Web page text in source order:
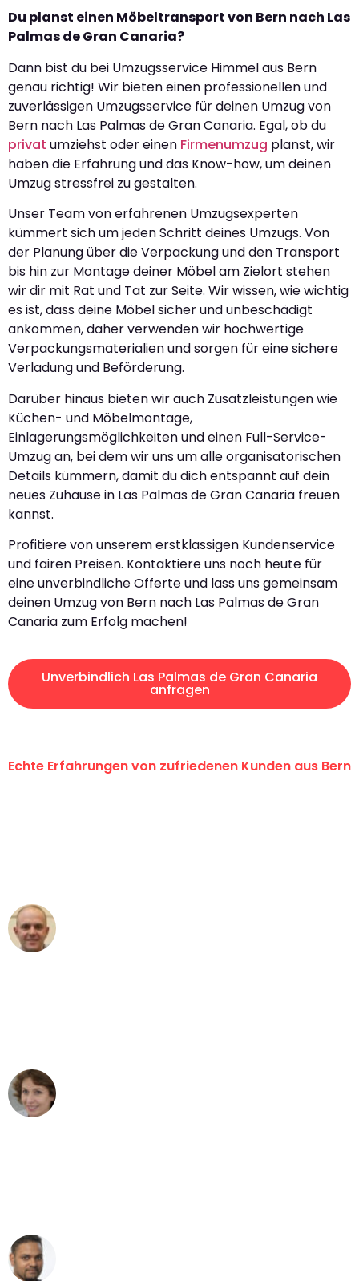
Du planst einen Möbeltransport von Bern nach Las
Palmas de Gran Canaria?
Dann bist du bei Umzugsservice Himmel aus Bern
genau richtig! Wir bieten einen professionellen und
zuverlässigen Umzugsservice für deinen Umzug von
Bern nach Las Palmas de Gran Canaria. Egal, ob du
privat umziehst oder einen Firmenumzug planst, wir
haben die Erfahrung und das Know-how, um deinen
Umzug stressfrei zu gestalten.
Unser Team von erfahrenen Umzugsexperten
kümmert sich um jeden Schritt deines Umzugs. Von
der Planung über die Verpackung und den Transport
bis hin zur Montage deiner Möbel am Zielort stehen
wir dir mit Rat und Tat zur Seite. Wir wissen, wie wichtig
es ist, dass deine Möbel sicher und unbeschädigt
ankommen, daher verwenden wir hochwertige
Verpackungsmaterialien und sorgen für eine sichere
Verladung und Beförderung.
Darüber hinaus bieten wir auch Zusatzleistungen wie
Küchen- und Möbelmontage,
Einlagerungsmöglichkeiten und einen Full-Service-
Umzug an, bei dem wir uns um alle organisatorischen
Details kümmern, damit du dich entspannt auf dein
neues Zuhause in Las Palmas de Gran Canaria freuen
kannst.
Profitiere von unserem erstklassigen Kundenservice
und fairen Preisen. Kontaktiere uns noch heute für
eine unverbindliche Offerte und lass uns gemeinsam
deinen Umzug von Bern nach Las Palmas de Gran
Canaria zum Erfolg machen!
Unverbindlich Las Palmas de Gran Canaria
anfragen
Echte Erfahrungen von zufriedenen Kunden aus Bern